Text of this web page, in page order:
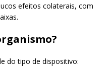
efeitos colaterais, com
do tipo de dispositivo: